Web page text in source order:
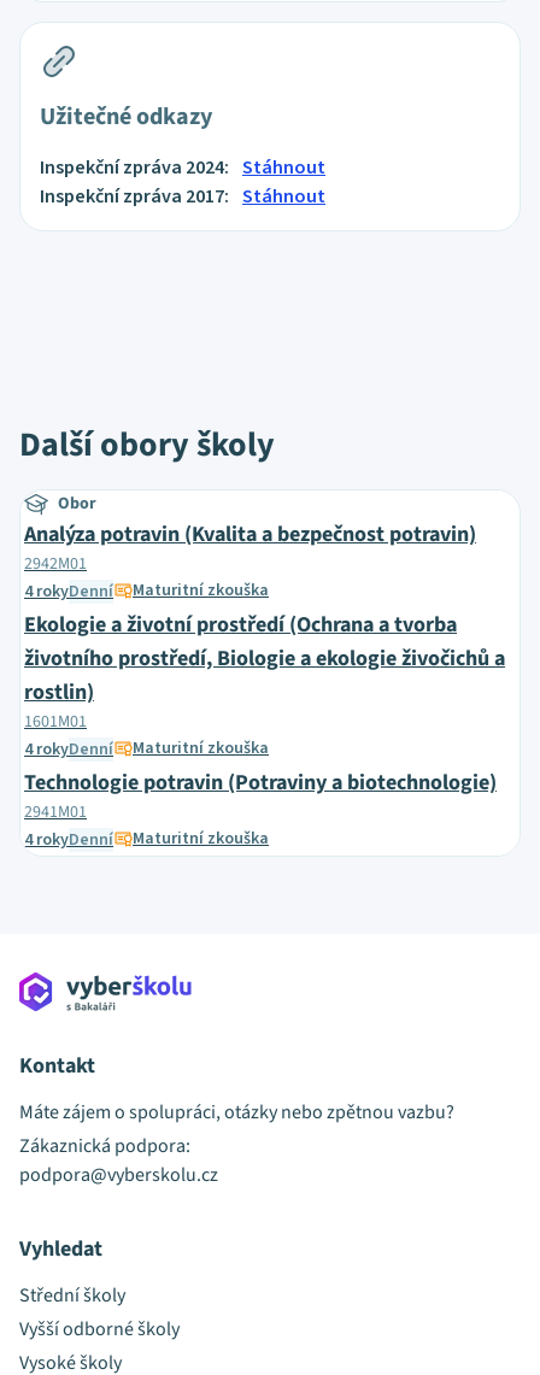
Užitečné odkazy
Inspekční zpráva 2024: Stáhnout
Inspekční zpráva 2017: Stáhnout
Další obory školy
Obor
Analýza potravin (Kvalita a bezpečnost potravin)
2942M01
4 rokyDenní Maturitní zkouška
Ekologie a životní prostředí (Ochrana a tvorba
životního prostředí, Biologie a ekologie živočichů a
rostlin)
1601M01
4 rokyDenní Maturitní zkouška
Technologie potravin (Potraviny a biotechnologie)
2941M01
4 rokyDenní Maturitní zkouška
Kontakt
Máte zájem o spolupráci, otázky nebo zpětnou vazbu?
Zákaznická podpora:
podpora@vyberskolu.cz
Vyhledat
Střední školy
Vyšší odborné školy
Vysoké školy